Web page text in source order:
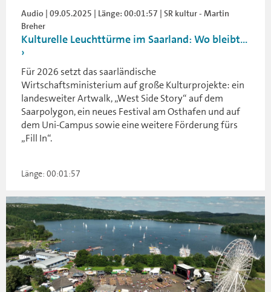
Audio | 09.05.2025 | Länge: 00:01:57 | SR kultur - Martin
Breher
Kulturelle Leuchttürme im Saarland: Wo bleibt...
Für 2026 setzt das saarländische
Wirtschaftsministerium auf große Kulturprojekte: ein
landesweiter Artwalk, „West Side Story“ auf dem
Saarpolygon, ein neues Festival am Osthafen und auf
dem Uni-Campus sowie eine weitere Förderung fürs
„Fill In“.
Länge: 00:01:57